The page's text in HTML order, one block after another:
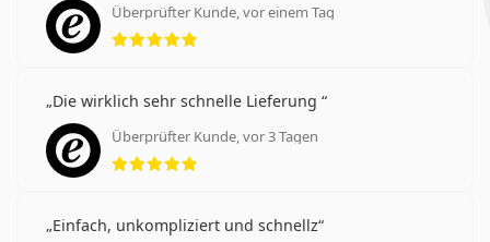
Überprüfter Kunde, vor einem Tag
Bewertung 5 aus 5
Die wirklich sehr schnelle Lieferung
Überprüfter Kunde, vor 3 Tagen
Bewertung 5 aus 5
Einfach, unkompliziert und schnellz